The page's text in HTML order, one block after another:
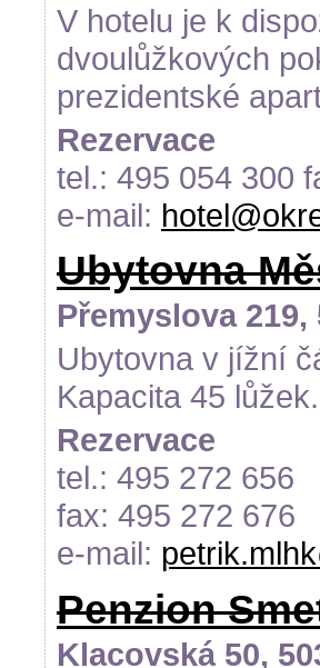
V hotelu je k
dvoulůžkových
prezidentské
Rezervace
tel.: 495 054 300
e-mail:
Ubytovna
Přemyslova
Ubytovna v jížní
Kapacita 45 lůžek.
Rezervace
tel.: 495 272 656
fax: 495 272 676
e-mail:
Penzion
Klacovská 50,